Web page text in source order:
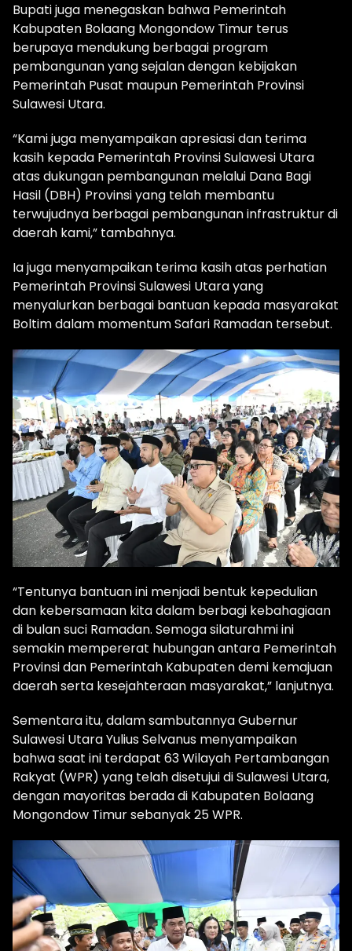
Bupati juga menegaskan bahwa Pemerintah
Kabupaten Bolaang Mongondow Timur terus
berupaya mendukung berbagai program
pembangunan yang sejalan dengan kebijakan
Pemerintah Pusat maupun Pemerintah Provinsi
Sulawesi Utara.
“Kami juga menyampaikan apresiasi dan terima
kasih kepada Pemerintah Provinsi Sulawesi Utara
atas dukungan pembangunan melalui Dana Bagi
Hasil (DBH) Provinsi yang telah membantu
terwujudnya berbagai pembangunan infrastruktur di
daerah kami,” tambahnya.
Ia juga menyampaikan terima kasih atas perhatian
Pemerintah Provinsi Sulawesi Utara yang
menyalurkan berbagai bantuan kepada masyarakat
Boltim dalam momentum Safari Ramadan tersebut.
“Tentunya bantuan ini menjadi bentuk kepedulian
dan kebersamaan kita dalam berbagi kebahagiaan
di bulan suci Ramadan. Semoga silaturahmi ini
semakin mempererat hubungan antara Pemerintah
Provinsi dan Pemerintah Kabupaten demi kemajuan
daerah serta kesejahteraan masyarakat,” lanjutnya.
Sementara itu, dalam sambutannya Gubernur
Sulawesi Utara Yulius Selvanus menyampaikan
bahwa saat ini terdapat 63 Wilayah Pertambangan
Rakyat (WPR) yang telah disetujui di Sulawesi Utara,
dengan mayoritas berada di Kabupaten Bolaang
Mongondow Timur sebanyak 25 WPR.